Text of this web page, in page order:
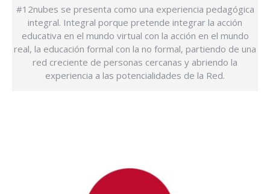
#12nubes se presenta como una experiencia pedagógica
integral. Integral porque pretende integrar la acción
educativa en el mundo virtual con la acción en el mundo
real, la educación formal con la no formal, partiendo de una
red creciente de personas cercanas y abriendo la
experiencia a las potencialidades de la Red.